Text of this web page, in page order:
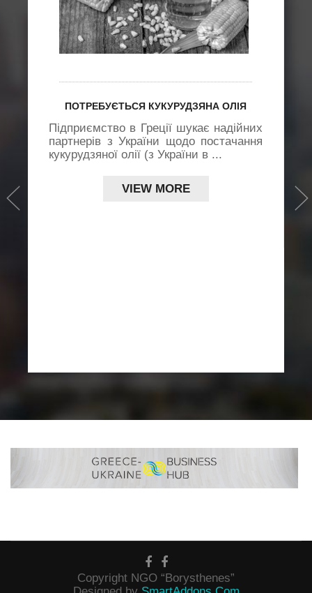
ПОТРЕБУЄТЬСЯ КУКУРУДЗЯНА ОЛІЯ
Підприємство в Греції шукає надійних
партнерів з України щодо постачання
кукурудзяної олії (з України в ...
VIEW MORE
Copyright NGO “Borysthenes”